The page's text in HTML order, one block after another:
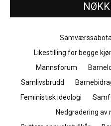
Likestilling for begge
Mannsforum
Samlivsbrudd
Feministisk ideologi
Nedgradering av